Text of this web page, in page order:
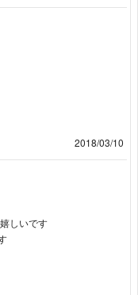
2018/03/10
しいです